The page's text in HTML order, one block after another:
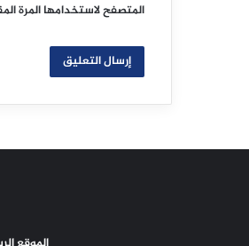
المتصفح لاستخدامها المرة